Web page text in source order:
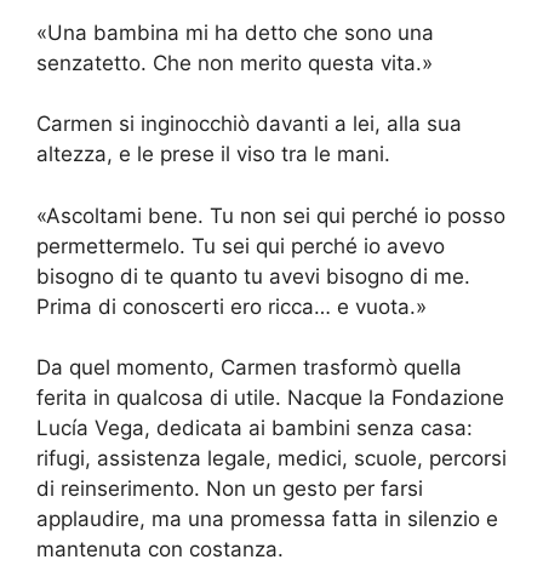
«Una bambina mi ha detto che sono una
senzatetto. Che non merito questa vita.»
Carmen si inginocchiò davanti a lei, alla sua
altezza, e le prese il viso tra le mani.
«Ascoltami bene. Tu non sei qui perché io posso
permettermelo. Tu sei qui perché io avevo
bisogno di te quanto tu avevi bisogno di me.
Prima di conoscerti ero ricca… e vuota.»
Da quel momento, Carmen trasformò quella
ferita in qualcosa di utile. Nacque la Fondazione
Lucía Vega, dedicata ai bambini senza casa:
rifugi, assistenza legale, medici, scuole, percorsi
di reinserimento. Non un gesto per farsi
applaudire, ma una promessa fatta in silenzio e
mantenuta con costanza.